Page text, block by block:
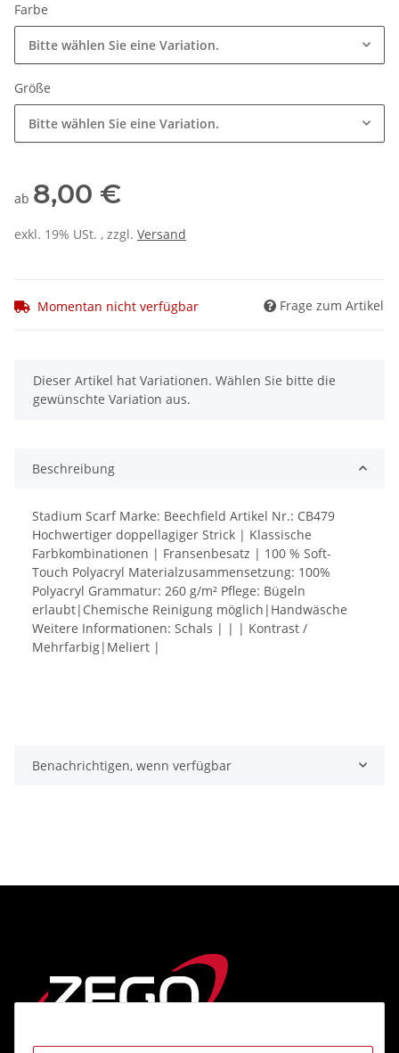
Farbe
Bitte wählen Sie eine Variation.
Größe
Bitte wählen Sie eine Variation.
ab 8,00 €
exkl. 19% USt. , zzgl. Versand
Momentan nicht verfügbar Frage zum Artikel
x
Dieser Artikel hat Variationen. Wählen Sie bitte die
gewünschte Variation aus.
Beschreibung
Stadium Scarf Marke: Beechfield Artikel Nr.: CB479
Hochwertiger doppellagiger Strick | Klassische
Farbkombinationen | Fransenbesatz | 100 % Soft-
Touch Polyacryl Materialzusammensetzung: 100%
Polyacryl Grammatur: 260 g/m² Pflege: Bügeln
erlaubt|Chemische Reinigung möglich|Handwäsche
Weitere Informationen: Schals | | | Kontrast /
Mehrfarbig|Meliert |
Benachrichtigen, wenn verfügbar